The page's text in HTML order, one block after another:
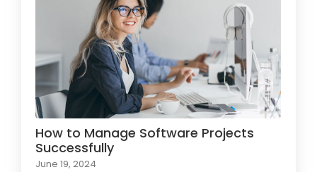
How to Manage Software Projects
Successfully
June 19, 2024